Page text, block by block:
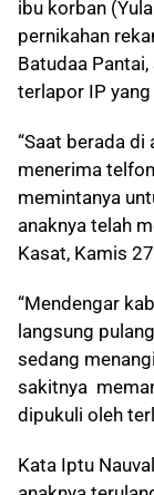
ibu korban
pernikahan
Batudaa
terlapor IP
“Saat berada
menerima
memintanya
anaknya telah
Kasat, Kamis
“Mendengar
langsung
sedang
sakitnya
dipukuli oleh
Kata Iptu